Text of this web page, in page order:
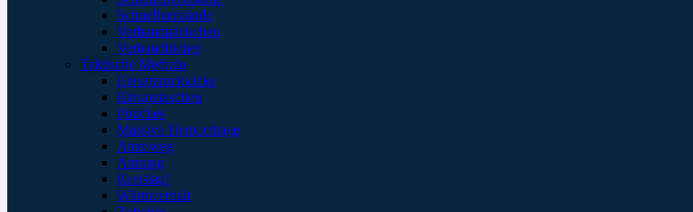
Schnellverbände
Verbandpäckchen
Verbandtücher
Taktische Medizin
Einsatzrucksäcke
Einsatztaschen
Pouches
Massive Hemorrhage
Atemweg
Atmung
Kreislauf
Wärmeerhalt